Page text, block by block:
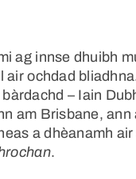
ag innse dhuibh
air ochdad
– Iain
am Brisbane,
a dhèanamh
.